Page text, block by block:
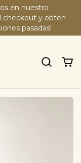
en nuestro
checkout y obtén
pasadas!